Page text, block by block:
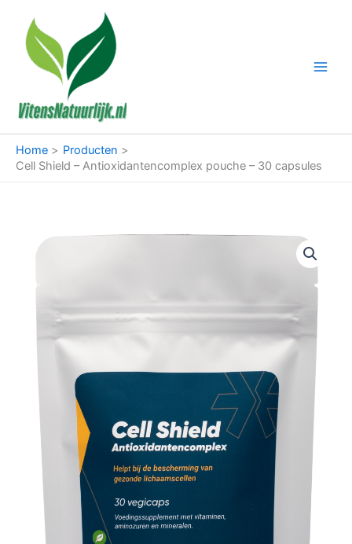
inhoud
Home
Producten
Cell Shield – Antioxidantencomplex pouche – 30 capsules